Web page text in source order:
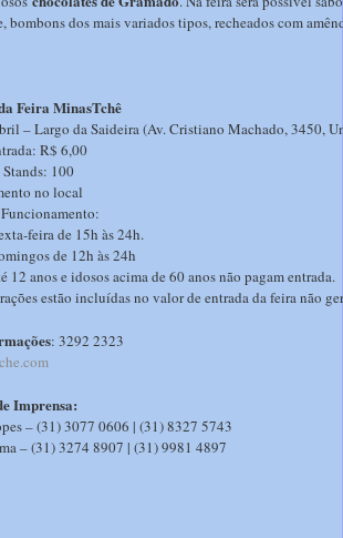
bombons dos mais variados tipos, recheados com
Feira MinasTchê
– Largo da Saideira (Av. Cristiano Machado, 3450,
R$ 6,00
100
no local
feira de 15h às 24h.
de 12h às 24h
12 anos e idosos acima de 60 anos não pagam entrada.
estão incluídas no valor de entrada da feira não
: 3292 2323
Imprensa:
– (31) 3077 0606 | (31) 8327 5743
– (31) 3274 8907 | (31) 9981 4897